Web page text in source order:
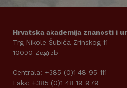
Hrvatska akademija znanosti i
Trg Nikole Šubića Zrinskog 11
10000 Zagreb
Centrala: +385 (0)1 48 95 111
Faks: +385 (0)1 48 19 979